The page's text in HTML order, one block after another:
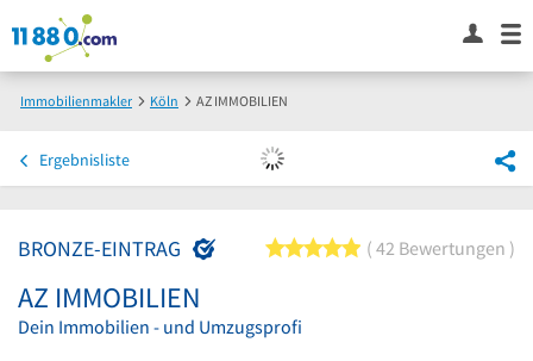
Immobilienmakler Köln AZ IMMOBILIEN
Ergebnisliste
BRONZE-EINTRAG 5 von 5 Sternen
42 Bewertungen
AZ IMMOBILIEN
Dein Immobilien - und Umzugsprofi